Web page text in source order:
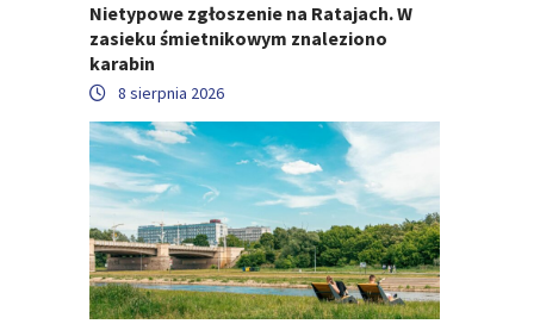
Nietypowe zgłoszenie na Ratajach. W
zasieku śmietnikowym znaleziono
karabin
8 sierpnia 2026